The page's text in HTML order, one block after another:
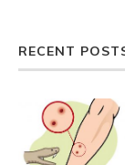
RECENT